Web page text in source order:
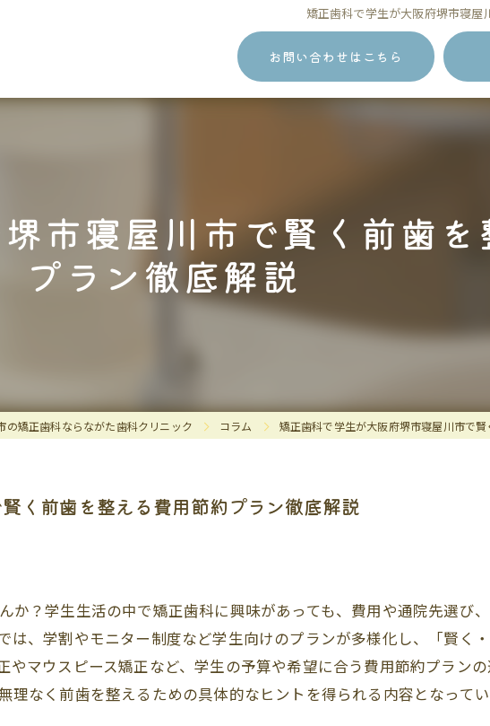
矯正歯科で学生が大阪府堺市寝
お問い合わせはこちら
市寝屋川市で賢く前歯
プラン徹底解説
の矯正歯科ならながた歯科クリニック コラム 矯正歯科で学生が大阪府堺市寝屋川市で
く前歯を整える費用節約プラン徹底解説
か？学生生活の中で矯正歯科に興味があっても、費用や通院先選び
は、学割やモニター制度など学生向けのプランが多様化し、「賢く
やマウスピース矯正など、学生の予算や希望に合う費用節約プラン
なく前歯を整えるための具体的なヒントを得られる内容となってい